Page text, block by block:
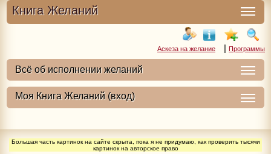
Книга Желаний
Аскеза на желание | Программы
Большая часть картинок на сайте скрыта, пока я не придумаю, как проверить тысячи
картинок на авторское право